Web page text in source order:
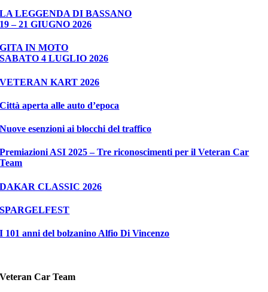
LA LEGGENDA DI BASSANO
19 – 21 GIUGNO 2026
GITA IN MOTO
SABATO 4 LUGLIO 2026
VETERAN KART 2026
Città aperta alle auto d’epoca
Nuove esenzioni ai blocchi del traffico
Premiazioni ASI 2025 – Tre riconoscimenti per il Veteran Car
Team
DAKAR CLASSIC 2026
SPARGELFEST
I 101 anni del bolzanino Alfio Di Vincenzo
Veteran Car Team